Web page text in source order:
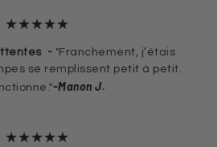
★★★★★
- "Franchement, j’étais
se remplissent petit à petit.
-Manon J.
★★★★★